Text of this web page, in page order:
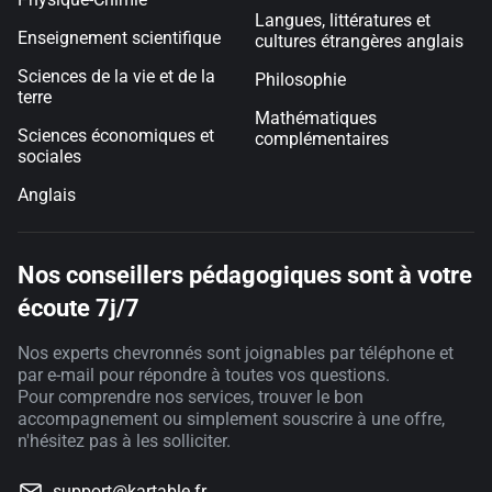
Enseignement scientifique
Sciences de la vie et de la
terre
Sciences économiques et
sociales
Anglais
Langues, littératures et
cultures étrangères anglais
Philosophie
Mathématiques
complémentaires
Nos conseillers pédagogiques sont à votre
écoute 7j/7
Nos experts chevronnés sont joignables par téléphone et
par e-mail pour répondre à toutes vos questions.
Pour comprendre nos services, trouver le bon
accompagnement ou simplement souscrire à une offre,
n'hésitez pas à les solliciter.